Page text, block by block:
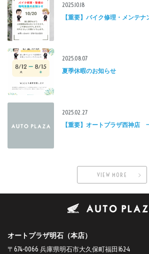
2025.10.18
【重要】バイク修理・メンテ
2025.08.07
夏季休暇のお知らせ
2025.02.27
【重要】オートプラザ西神店
VIEW MORE
オートプラザ明石（本店）
〒674-0066 兵庫県明石市大久保町福田162-4